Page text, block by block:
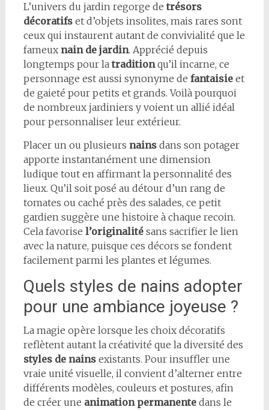
L’univers du jardin regorge detrésors
décoratifset d’objets insolites, mais rares sont
ceux qui instaurent autant de convivialité que le
fameux nain de jardin. Apprécié depuis
longtemps pour latraditionqu’il incarne, ce
personnage est aussi synonyme de fantaisieet
de gaieté pour petits et grands. Voilà pourquoi
de nombreux jardiniers y voient un allié idéal
pour personnaliser leur extérieur.
Placer un ou plusieurs nainsdans son potager
apporte instantanément une dimension
ludique tout en affirmant la personnalité des
lieux. Qu’il soit posé au détour d’un rang de
tomates ou caché près des salades, ce petit
gardien suggère une histoire à chaque recoin.
Cela favorise l’originalitésans sacrifier le lien
avec la nature, puisque ces décors se fondent
facilement parmi les plantes et légumes.
Quels styles de nains adopter
pour une ambiance joyeuse ?
La magie opère lorsque les choix décoratifs
reflètent autant la créativité que la diversité des
styles de nainsexistants. Pour insuffler une
vraie unité visuelle, il convient d’alterner entre
différents modèles, couleurs et postures, afin
de créer une animation permanentedans le